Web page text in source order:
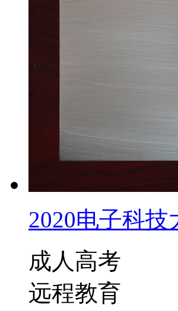
2020电子科技
成人高考
远程教育